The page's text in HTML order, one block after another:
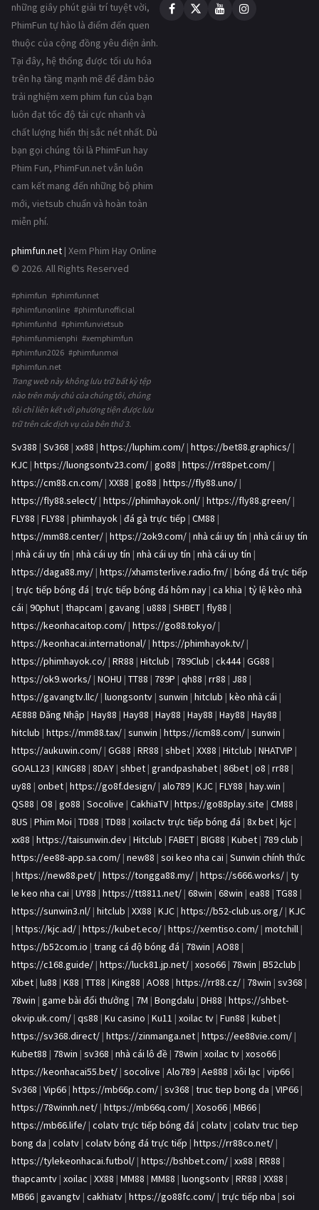
những giây phút giải trí tuyệt vời,
PhimFun tự hào là điểm đến quen
thuộc của cộng đồng yêu điện ảnh.
Tại đây, hệ thống được tối ưu hóa
trên hạ tầng mạnh mẽ để đảm bảo
trải nghiệm xem phim fun của bạn
luôn đạt tốc độ tải cực nhanh và
chất lượng hiển thị sắc nét nhất. Dù
bạn gọi chúng tôi là PhimFun hay
Phim Fun, PhimFun.net vẫn luôn
cam kết mang đến những bộ phim
mới, vietsub chuẩn và hoàn toàn
miễn phí.
phimfun.net | Xem Phim Hay Online
© 2026. All Rights Reserved
#phimfun #phimfunnet
#phimfunonline #phimfunofficial
#phimfunhd #phimfunvietsub
#phimfunmienphi #xemphimfun
#phimfun2026 #phimfunmoi
#phimfun.net
Trang web này không lưu trữ bất kỳ tệp
nào trên máy chủ của chúng tôi, chúng
tôi chỉ liên kết với phương tiện được lưu
trữ trên các dịch vụ của bên thứ 3.
Sv388 | Sv368 | xx88 | https://luphim.com/ | https://bet88.graphics/ |
KJC | https://luongsontv23.com/ | go88 | https://rr88pet.com/ |
https://cm88.cn.com/ | XX88 | go88 | https://fly88.uno/ |
https://fly88.select/ | https://phimhayok.onl/ | https://fly88.green/ |
FLY88 | FLY88 | phimhayok | đá gà trực tiếp | CM88 |
https://mm88.center/ | https://2ok9.com/ | nhà cái uy tín | nhà cái uy tín
| nhà cái uy tín | nhà cái uy tín | nhà cái uy tín | nhà cái uy tín |
https://daga88.my/ | https://xhamsterlive.radio.fm/ | bóng đá trực tiếp
| trực tiếp bóng đá | trực tiếp bóng đá hôm nay | ca khia | tỷ lệ kèo nhà
cái | 90phut | thapcam | gavang | u888 | SHBET | fly88 |
https://keonhacaitop.com/ | https://go88.tokyo/ |
https://keonhacai.international/ | https://phimhayok.tv/ |
https://phimhayok.co/ | RR88 | Hitclub | 789Club | ck444| GG88 |
https://ok9.works/ | NOHU | TT88 | 789P | qh88 | rr88 | J88 |
https://gavangtv.llc/ | luongsontv | sunwin | hitclub | kèo nhà cái |
AE888 Đăng Nhập | Hay88 | Hay88 | Hay88 | Hay88 | Hay88 | Hay88 |
hitclub | https://mm88.tax/ | sunwin | https://icm88.com/ | sunwin |
https://aukuwin.com/ | GG88 | RR88 | shbet | XX88 | Hitclub | NHATVIP |
GOAL123 | KING88 | 8DAY | shbet | grandpashabet | 86bet | o8 | rr88 |
uy88 | onbet | https://go8f.design/ | alo789 | KJC | FLY88 | hay.win |
QS88 | O8 | go88 | Socolive | CakhiaTV | https://go88play.site | CM88 |
8US | Phim Moi | TD88 | TD88 | xoilactv trực tiếp bóng đá | 8x bet | kjc |
xx88 | https://taisunwin.dev | Hitclub | FABET | BIG88 | Kubet | 789 club |
https://ee88-app.sa.com/ | new88 | soi keo nha cai | Sunwin chính thức
| https://new88.pet/ | https://tongga88.my/ | https://s666.works/ | ty
le keo nha cai | UY88 | https://tt8811.net/ | 68win | 68win | ea88 | TG88 |
https://sunwin3.nl/ | hitclub | XX88 | KJC | https://b52-club.us.org/ | KJC
| https://kjc.ad/ | https://kubet.eco/ | https://xemtiso.com/ | motchill |
https://b52com.io | trang cá độ bóng đá | 78win | AO88 |
https://c168.guide/ | https://luck81.jp.net/ | xoso66 | 78win | B52club |
Xibet | lu88 | K88 | TT88 | King88 | AO88 | https://rr88.cz/ | 78win | sv368 |
78win | game bài đổi thưởng | 7M | Bongdalu | DH88 | https://shbet-
okvip.uk.com/ | qs88 | Ku casino | Ku11 | xoilac tv | Fun88 | kubet |
https://sv368.direct/ | https://zinmanga.net | https://ee88vie.com/ |
Kubet88 | 78win | sv368 | nhà cái lô đề | 78win | xoilac tv | xoso66 |
https://keonhacai55.bet/ | socolive | Alo789 | Ae888 | xôi lạc | vip66 |
Sv368 | Vip66 | https://mb66p.com/ | sv368 | truc tiep bong da | VIP66 |
https://78winnh.net/ | https://mb66q.com/ | Xoso66 | MB66 |
https://mb66.life/ | colatv trực tiếp bóng đá | colatv | colatv truc tiep
bong da | colatv | colatv bóng đá trực tiếp | https://rr88co.net/ |
https://tylekeonhacai.futbol/ | https://bshbet.com/ | xx88 | RR88 |
thapcamtv | xoilac | XX88 | MM88 | MM88 | luongsontv | RR88 | XX88 |
MB66 | gavangtv | cakhiatv | https://go88fc.com/ | trực tiếp nba | soi